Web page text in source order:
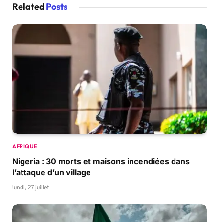
Related Posts
AFRIQUE
Nigeria : 30 morts et maisons incendiées dans
l’attaque d’un village
lundi, 27 juillet